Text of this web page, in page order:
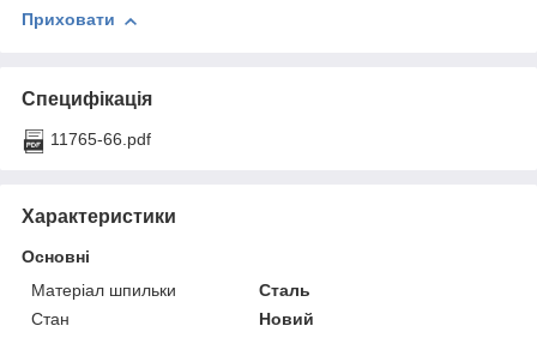
Приховати
Специфікація
11765-66.pdf
Характеристики
Основні
Матеріал шпильки
Сталь
Стан
Новий